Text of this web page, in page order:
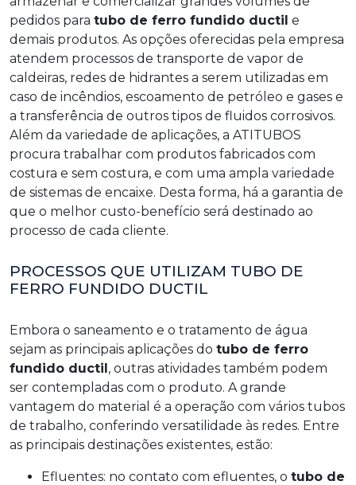
pedidos para tubo de ferro fundido ductil e
demais produtos. As opções oferecidas pela empresa
atendem processos de transporte de vapor de
caldeiras, redes de hidrantes a serem utilizadas em
caso de incêndios, escoamento de petróleo e gases e
a transferência de outros tipos de fluidos corrosivos.
Além da variedade de aplicações, a ATITUBOS
procura trabalhar com produtos fabricados com
costura e sem costura, e com uma ampla variedade
de sistemas de encaixe. Desta forma, há a garantia de
que o melhor custo-benefício será destinado ao
processo de cada cliente.
PROCESSOS QUE UTILIZAM TUBO DE
FERRO FUNDIDO DUCTIL
Embora o saneamento e o tratamento de água
sejam as principais aplicações do tubo de ferro
fundido ductil, outras atividades também podem
ser contempladas com o produto. A grande
vantagem do material é a operação com vários tubos
de trabalho, conferindo versatilidade às redes. Entre
as principais destinações existentes, estão:
efluentes: no contato com efluentes, o tubo de